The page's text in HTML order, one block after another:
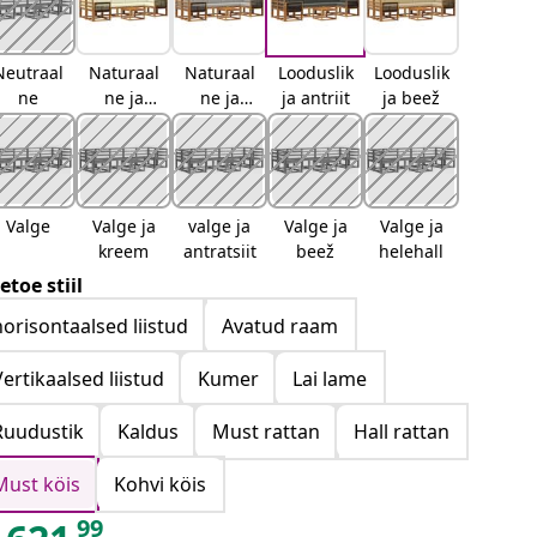
ne
Naturaal
ne ja
kreemjas
Naturaal
ne ja
helehall
Looduslik
ja antriit
Looduslik
ja beež
Valge
Valge ja
kreem
valge ja
antratsiit
Valge ja
beež
Valge ja
helehall
stiil
liistud
Avatud raam
liistud
Kumer
Lai lame
Kaldus Must rattan
Hall rattan
köis
Kohvi köis
99